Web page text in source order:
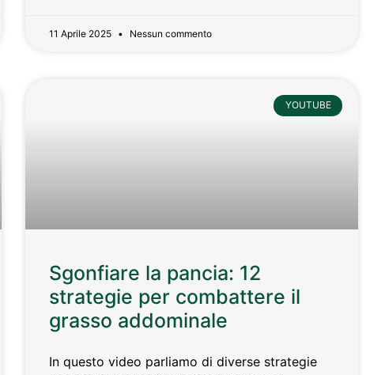
11 Aprile 2025 Nessun commento
YOUTUBE
Sgonfiare la pancia: 12
strategie per combattere il
grasso addominale
In questo video parliamo di diverse strategie